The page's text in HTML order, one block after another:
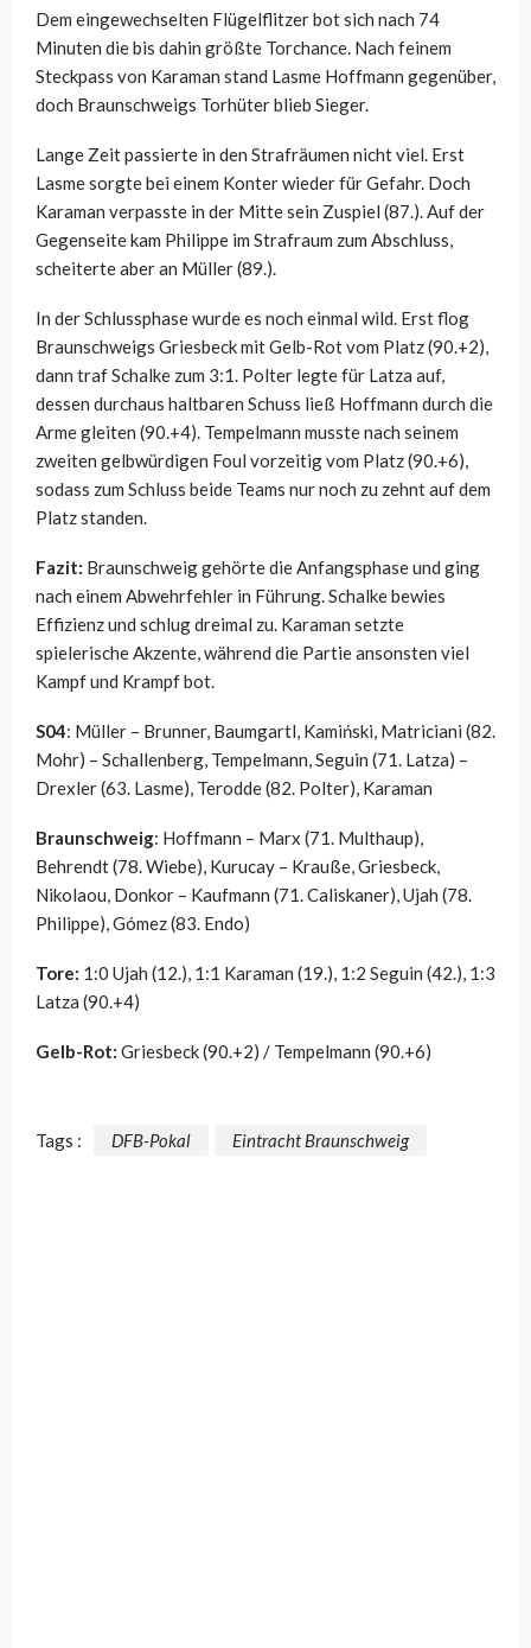
Dem eingewechselten Flügelflitzer bot sich nach 74
Minuten die bis dahin größte Torchance. Nach feinem
Steckpass von Karaman stand Lasme Hoffmann gegenüber,
doch Braunschweigs Torhüter blieb Sieger.
Lange Zeit passierte in den Strafräumen nicht viel. Erst
Lasme sorgte bei einem Konter wieder für Gefahr. Doch
Karaman verpasste in der Mitte sein Zuspiel (87.). Auf der
Gegenseite kam Philippe im Strafraum zum Abschluss,
scheiterte aber an Müller (89.).
In der Schlussphase wurde es noch einmal wild. Erst flog
Braunschweigs Griesbeck mit Gelb-Rot vom Platz (90.+2),
dann traf Schalke zum 3:1. Polter legte für Latza auf,
dessen durchaus haltbaren Schuss ließ Hoffmann durch die
Arme gleiten (90.+4). Tempelmann musste nach seinem
zweiten gelbwürdigen Foul vorzeitig vom Platz (90.+6),
sodass zum Schluss beide Teams nur noch zu zehnt auf dem
Platz standen.
Fazit: Braunschweig gehörte die Anfangsphase und ging
nach einem Abwehrfehler in Führung. Schalke bewies
Effizienz und schlug dreimal zu. Karaman setzte
spielerische Akzente, während die Partie ansonsten viel
Kampf und Krampf bot.
S04: Müller – Brunner, Baumgartl, Kamiński, Matriciani (82.
Mohr) – Schallenberg, Tempelmann, Seguin (71. Latza) –
Drexler (63. Lasme), Terodde (82. Polter), Karaman
Braunschweig: Hoffmann – Marx (71. Multhaup),
Behrendt (78. Wiebe), Kurucay – Krauße, Griesbeck,
Nikolaou, Donkor – Kaufmann (71. Caliskaner), Ujah (78.
Philippe), Gómez (83. Endo)
Tore: 1:0 Ujah (12.), 1:1 Karaman (19.), 1:2 Seguin (42.), 1:3
Latza (90.+4)
Gelb-Rot: Griesbeck (90.+2) / Tempelmann (90.+6)
Tags : DFB-Pokal Eintracht Braunschweig